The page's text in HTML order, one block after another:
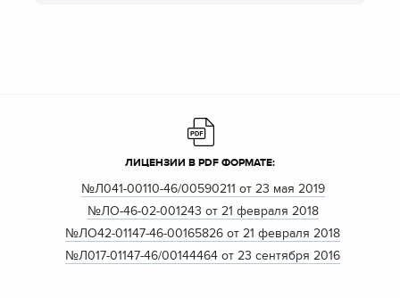
ЛИЦЕНЗИИ В PDF ФОРМАТЕ:
№Л041-00110-46/00590211 от 23 мая 2019
№ЛО-46-02-001243 от 21 февраля 2018
№ЛО42-01147-46-00165826 от 21 февраля 2018
№Л017-01147-46/00144464 от 23 сентября 2016